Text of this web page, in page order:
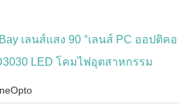
เลนส์แสง 90 °เลนส์ PC ออปติคอ
LED โคมไฟอุตสาหกรรม